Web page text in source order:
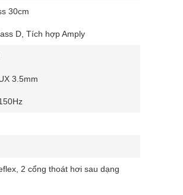
30cm
D, Tích hợp Amply
3.5mm
2 cổng thoát hơi sau dạng